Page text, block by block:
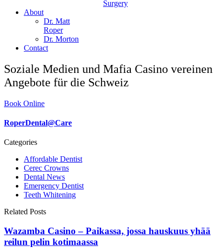
Surgery
About
Dr. Matt
Roper
Dr. Morton
Contact
Soziale Medien und Mafia Casino vereinen
Angebote für die Schweiz
Book Online
RoperDental@Care
Categories
Affordable Dentist
Cerec Crowns
Dental News
Emergency Dentist
Teeth Whitening
Related Posts
Wazamba Casino – Paikassa, jossa hauskuus yhää
reilun pelin kotimaassa